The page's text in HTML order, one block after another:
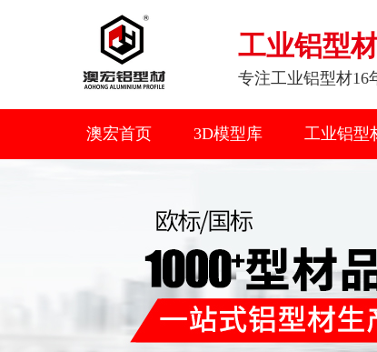
工业铝型
专注工业铝型材16
澳宏首页 3D模型库 工业铝型